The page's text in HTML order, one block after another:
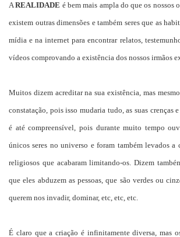
AREALIDADE é bem mais ampla do que os nossos
existem outras dimensões e também seres que as
mídia e na internet para encontrar relatos,
vídeos comprovando a existência dos nossos irmãos
Muitos dizem acreditar na sua existência, mas
constatação, pois isso mudaria tudo, as suas crenças
é até compreensível, pois durante muito tempo
únicos seres no universo e foram também levados a
religiosos que acabaram limitando-os. Dizem
que eles abduzem as pessoas, que são verdes ou
querem nos invadir, dominar, etc, etc, etc.
É claro que a criação é infinitamente diversa, mas